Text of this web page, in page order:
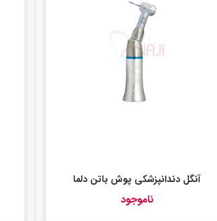
آنگل دندانپزشکی پوش باتن دلما
ناموجود